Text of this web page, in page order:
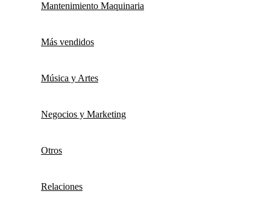
Mantenimiento Maquinaria
Más vendidos
Música y Artes
Negocios y Marketing
Otros
Relaciones